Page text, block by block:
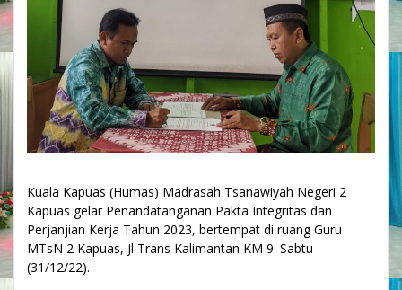
Kuala Kapuas (Humas) Madrasah Tsanawiyah Negeri 2
Kapuas gelar Penandatanganan Pakta Integritas dan
Perjanjian Kerja Tahun 2023, bertempat di ruang Guru
MTsN 2 Kapuas, Jl Trans Kalimantan KM 9. Sabtu
(31/12/22).